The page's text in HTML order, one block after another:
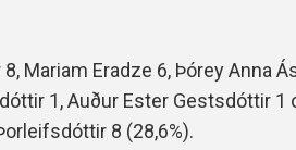
Mariam Eradze 6, Þórey Anna
1, Auður Ester Gestsdóttir 1
8 (28,6%).